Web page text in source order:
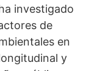
investigado
de
en
y